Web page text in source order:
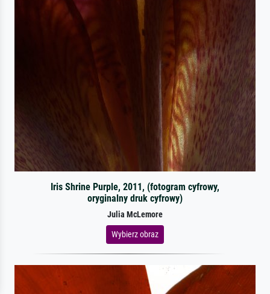
Iris Shrine Purple, 2011, (fotogram cyfrowy,
oryginalny druk cyfrowy)
Julia McLemore
Wybierz obraz